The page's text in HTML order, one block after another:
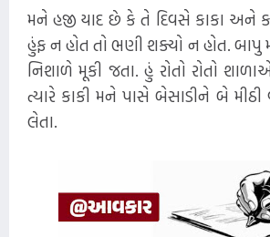
મને હજી યાદ છે કે તે દિવસે કાકા અને
હુંફ ન હોત તો ભણી શક્યો ન હોત. બાપુ
નિશાળે મૂકી જતા. હું રોતો રોતો
ત્યારે કાકી મને પાસે બેસાડીને બે મીઠી
લેતા.